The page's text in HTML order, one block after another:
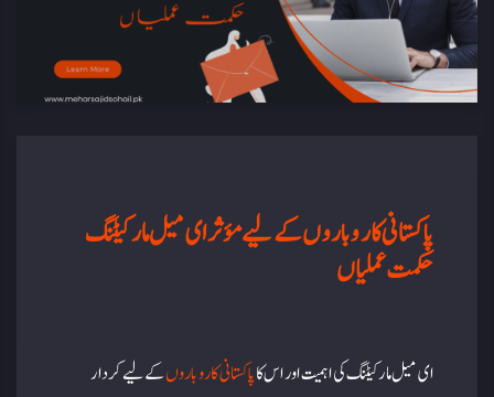
پاکستانی کاروباروں کے لیے مؤثر ای میل مارکیٹنگ
حکمت عملیاں
ای میل مارکیٹنگ کی اہمیت اور اس کاپاکستانی کاروباروںکے لیے کردار